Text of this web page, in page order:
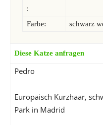
:
Farbe: schwarz
Diese Katze anfragen
Pedro
Europäisch Kurzhaar,
Park in Madrid